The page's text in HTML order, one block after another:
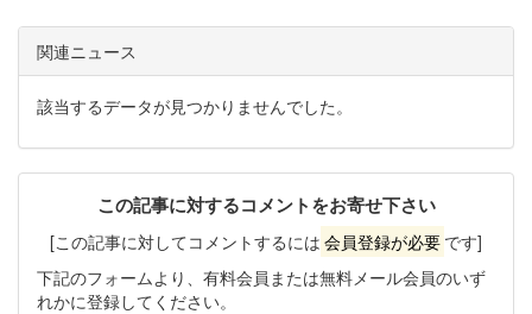
関連ニュース
該当するデータが見つかりませんでした。
この記事に対するコメントをお寄せ下さい
[この記事に対してコメントするには 会員登録が必要 です]
下記のフォームより、有料会員または無料メール会員のいず
れかに登録してください。